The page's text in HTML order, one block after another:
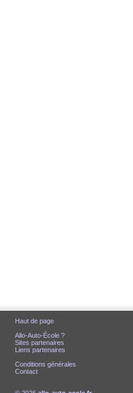
Haut de page
Allo-Auto-École ?
Sites partenaires
Liens partenaires
Conditions générales
Contact